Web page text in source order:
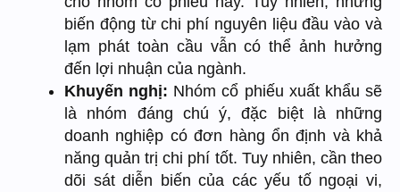
biến động từ chi phí nguyên liệu đầu vào và
lạm phát toàn cầu vẫn có thể ảnh hưởng
đến lợi nhuận của ngành.
Khuyến nghị: Nhóm cổ phiếu xuất khẩu sẽ
là nhóm đáng chú ý, đặc biệt là những
doanh nghiệp có đơn hàng ổn định và khả
năng quản trị chi phí tốt. Tuy nhiên, cần theo
dõi sát diễn biến của các yếu tố ngoại vi,